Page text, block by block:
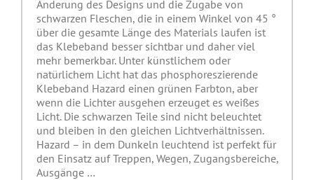
Änderung des Designs und die Zugabe von
schwarzen Fleschen, die in einem Winkel von 45 °
über die gesamte Länge des Materials laufen ist
das Klebeband besser sichtbar und daher viel
mehr bemerkbar. Unter künstlichem oder
natürlichem Licht hat das phosphoreszierende
Klebeband Hazard einen grünen Farbton, aber
wenn die Lichter ausgehen erzeuget es weißes
Licht. Die schwarzen Teile sind nicht beleuchtet
und bleiben in den gleichen Lichtverhältnissen.
Hazard – in dem Dunkeln leuchtend ist perfekt für
den Einsatz auf Treppen, Wegen, Zugangsbereiche,
Ausgänge …